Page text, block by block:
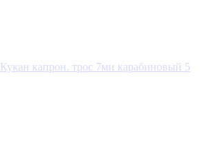
Кукан капрон. трос 7ми карабиновый 5